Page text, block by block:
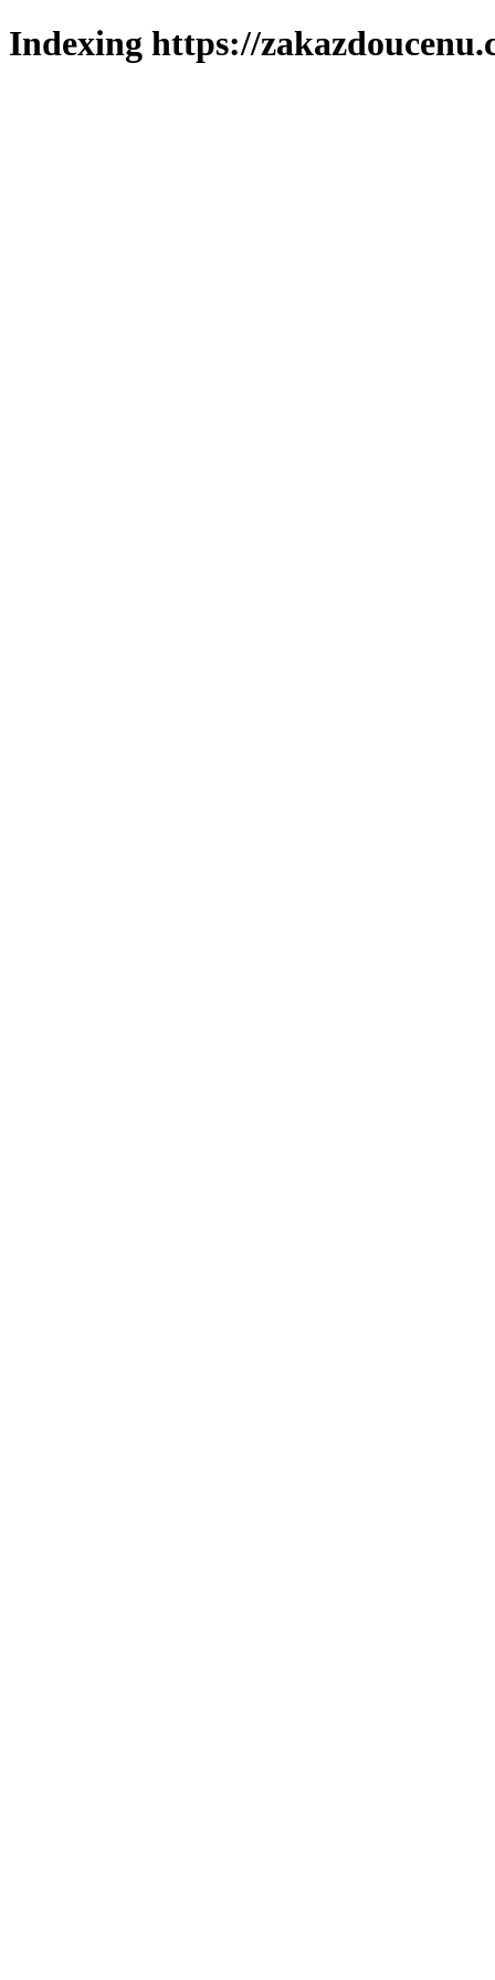
Indexing https://